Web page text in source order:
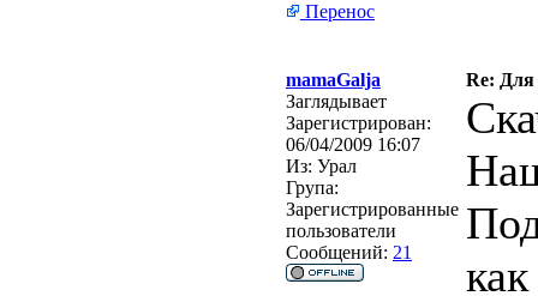
Перенос
mamaGalja
Re: Для
Заглядывает
Зарегистрирован:
06/04/2009 16:07
Из: Урал
Група:
Зарегистрированные
пользователи
Сообщений: 21